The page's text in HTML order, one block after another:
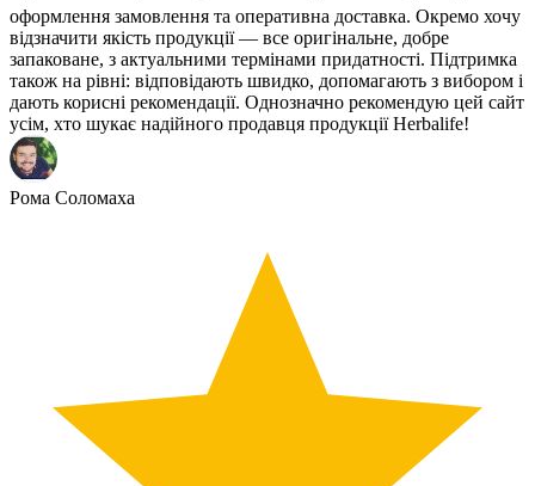
оформлення замовлення та оперативна доставка. Окремо хочу
відзначити якість продукції — все оригінальне, добре
запаковане, з актуальними термінами придатності. Підтримка
також на рівні: відповідають швидко, допомагають з вибором і
дають корисні рекомендації. Однозначно рекомендую цей сайт
усім, хто шукає надійного продавця продукції Herbalife!
Рома Соломаха